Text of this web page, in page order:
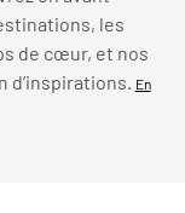
les
de cœur, et nos
En